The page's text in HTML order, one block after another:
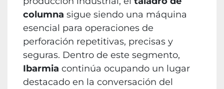
columna sigue siendo una máquina
esencial para operaciones de
perforación repetitivas, precisas y
seguras. Dentro de este segmento,
Ibarmia continúa ocupando un lugar
destacado en la conversación del